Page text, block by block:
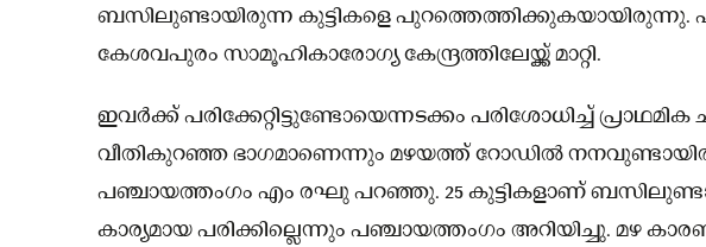
ബസിലുണ്ടായിരുന്ന കുട്ടികളെ പുറത്തെത്തിക്കുകയായിരുന്നു.
കേശവപുരം സാമൂഹികാരോഗ്യ കേന്ദ്രത്തിലേയ്ക്ക് മാറ്റി.
ഇവര്‍ക്ക് പരിക്കേറ്റിട്ടുണ്ടോയെന്നടക്കം പരിശോധിച്ച്
വീതികുറഞ്ഞ ഭാഗമാണെന്നും മഴയത്ത് റോഡിൽ
പഞ്ചായത്തംഗം എം രഘു പറഞ്ഞു. 25 കുട്ടികളാണ്
കാര്യമായ പരിക്കില്ലെന്നും പഞ്ചായത്തംഗം അറിയിച്ചു. മഴ